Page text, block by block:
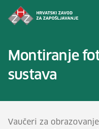
Montiranje
sustava
Vaučeri za obrazovanje